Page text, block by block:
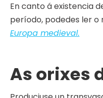
En canto á existencia
período, podedes ler o
Europa medieval.
As orixes